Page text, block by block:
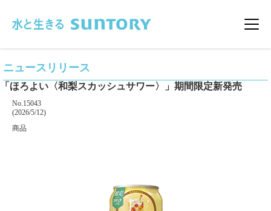
メ
ニュースリリース
「ほろよい〈和梨スカッシュサワー〉」期間限定新発売
掲載番号
No.15043
掲載日
(2026/5/12)
カテゴリー
商品